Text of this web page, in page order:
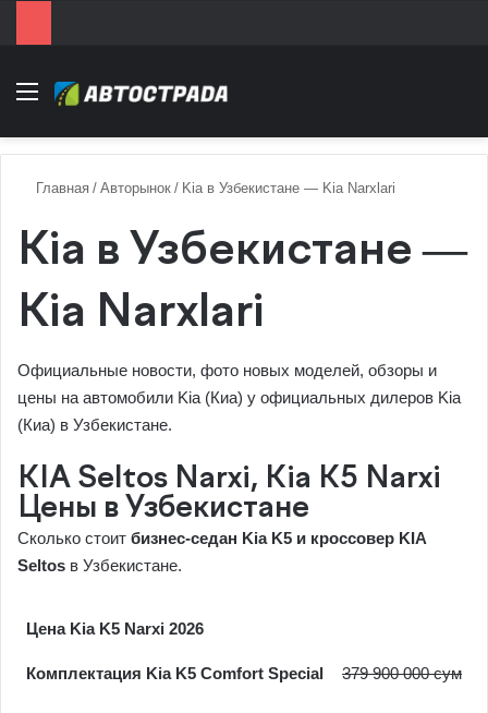
Menu
Главная / Авторынок / Kia в Узбекистане — Kia Narxlari
Kia в Узбекистане —
Kia Narxlari
Официальные новости, фото новых моделей, обзоры и
цены на автомобили Kia (Киа) у официальных дилеров Kia
(Киа) в Узбекистане.
KIA Seltos Narxi, Kia K5 Narxi
Цены в Узбекистане
Сколько стоит бизнес-седан Kia K5 и кроссовер KIA
Seltos в Узбекистане.
Цена Kia K5 Narxi 2026
Комплектация Kia K5 Comfort Special 379 900 000 сум